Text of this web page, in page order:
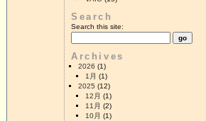
Search
Search this site:
Archives
2026 (1)
1月 (1)
2025 (12)
12月 (1)
11月 (2)
10月 (1)